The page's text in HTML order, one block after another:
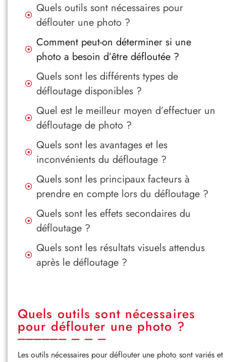
Quels outils sont nécessaires pour
déflouter une photo ?
Comment peut-on déterminer si une
photo a besoin d’être défloutée ?
Quels sont les différents types de
défloutage disponibles ?
Quel est le meilleur moyen d’effectuer un
défloutage de photo ?
Quels sont les avantages et les
inconvénients du défloutage ?
Quels sont les principaux facteurs à
prendre en compte lors du défloutage ?
Quels sont les effets secondaires du
défloutage ?
Quels sont les résultats visuels attendus
après le défloutage ?
Quels outils sont nécessaires
pour déflouter une photo ?
Les outils nécessaires pour déflouter une photo sont variés et